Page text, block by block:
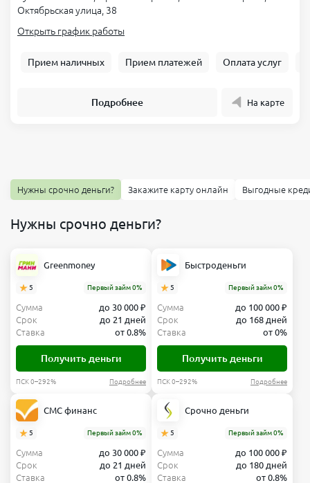
Октябрьская улица, 38
Открыть график работы
Прием наличных Прием платежей Оплата услуг
Подробнее На карте
Нужны срочно деньги? Закажите карту онлайн Выгодные
Нужны срочно деньги?
Greenmoney
5 Первый займ 0%
Сумма
до 30 000 ₽
Срок
до 21 дней
Ставка
от 0.8%
Получить деньги
ПСК 0–292% Подробнее
Быстроденьги
5 Первый займ 0%
Сумма
до 100 000 ₽
Срок
до 168 дней
Ставка
от 0%
Получить деньги
ПСК 0–292% Подробнее
СМС финанс
5 Первый займ 0%
Сумма
до 30 000 ₽
Срок
до 21 дней
Ставка
от 0.8%
Срочно деньги
5 Первый займ 0%
Сумма
до 100 000 ₽
Срок
до 180 дней
Ставка
от 0.8%